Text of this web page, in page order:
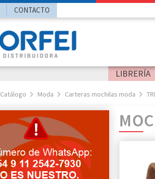
CONTACTO
LIBRERÍA
Catálogo Moda Carteras mochilas moda